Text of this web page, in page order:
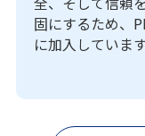
固にするため、
に加入しています